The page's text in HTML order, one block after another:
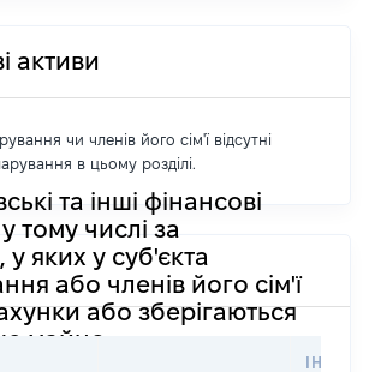
активи
чи членів його сім'ї відсутні
в цьому розділі.
та інші фінансові
тому числі за
яких у суб'єкта
або членів його сім'ї
або зберігаються
майно